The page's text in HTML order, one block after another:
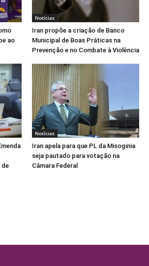
ao
Notícias
Iran propõe a criação de Banco
Municipal de Boas Práticas na
Prevenção e no Combate à Violência
de
Notícias
Iran apela para que PL da Misoginia
seja pautado para votação na
Câmara Federal